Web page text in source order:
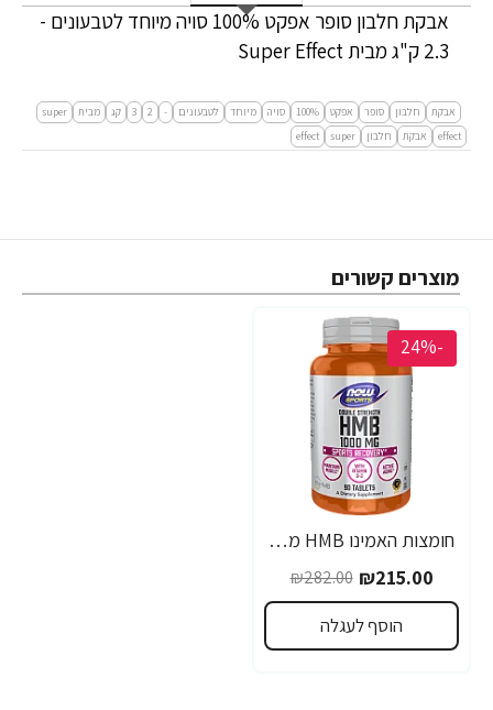
אבקת חלבון סופר אפקט 100% סויה מיוחד לטבעונים -
2.3 ק"ג מבית Super Effect
אבקת חלבון סופר אפקט 100% סויה מיוחד לטבעונים -
2
3 קג מבית
super
effect
אבקת חלבון super
effect
מוצרים קשורים
-24%
חומצות האמינו HMB מכין 1,000 מ"ג 90 טבליות - מבית NOW FOODS
₪215.00
₪282.00
הוסף לעגלה